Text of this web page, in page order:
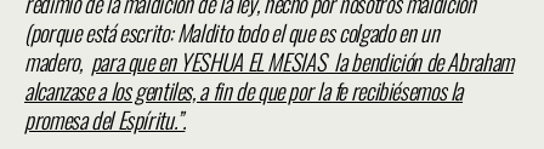
(porque está escrito: Maldito todo el que es colgado en un
madero, para que en YESHUA EL MESIAS la bendición de Abraham
alcanzase a los gentiles, a fin de que por la fe recibiésemos la
promesa del Espíritu.”.